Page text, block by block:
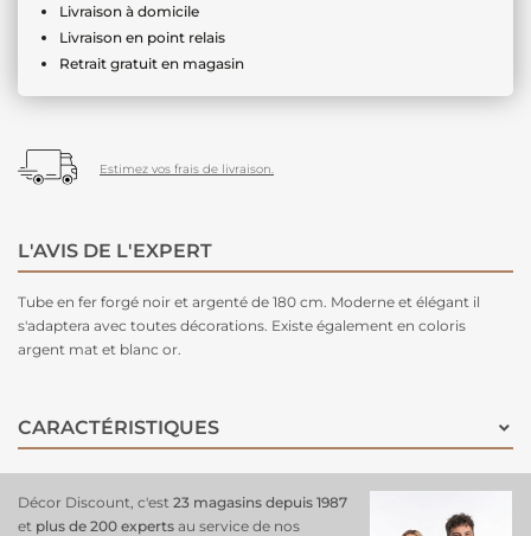
Livraison à domicile
Livraison en point relais
Retrait gratuit en magasin
Estimez vos frais de livraison.
L'AVIS DE L'EXPERT
Tube en fer forgé noir et argenté de 180 cm. Moderne et élégant il
s'adaptera avec toutes décorations. Existe également en coloris
argent mat et blanc or.
CARACTÉRISTIQUES
Décor Discount, c'est 23 magasins depuis 1987
et plus de 200 experts au service de nos